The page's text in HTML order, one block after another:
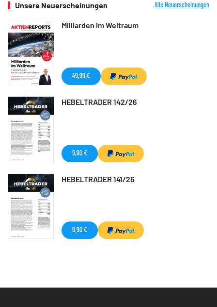
Unsere Neuerscheinungen Alle Neuerscheinungen
Milliarden im Weltraum
49,99 €
HEBELTRADER 142/26
9,90 €
HEBELTRADER 141/26
9,90 €